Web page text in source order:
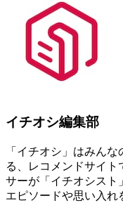
イチオシ編集部
「イチオシ」はみん
る、レコメンドサイ
サーが「イチオシスト
エピソードや思い入れ